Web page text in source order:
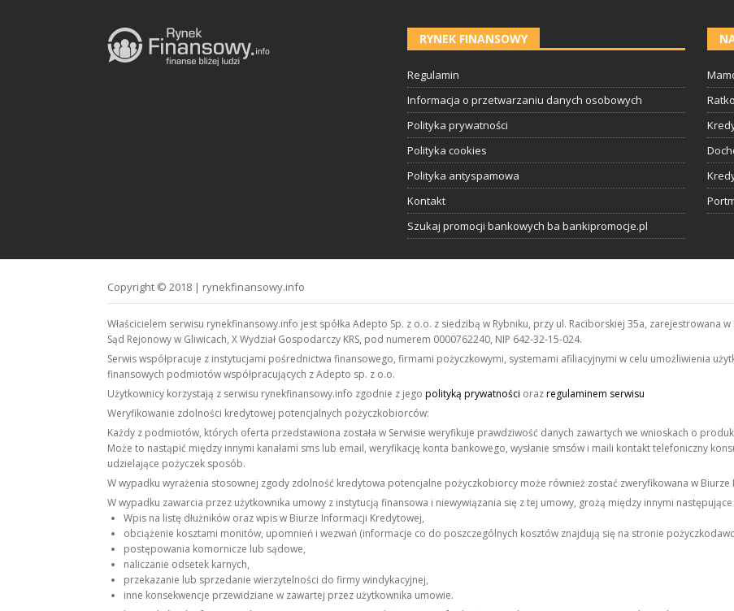
RYNEK FINANSOWY
Regulamin
Informacja o przetwarzaniu danych osobowych
Polityka prywatności
Polityka cookies
Polityka antyspamowa
Kontakt
Szukaj promocji bankowych ba bankipromocje.pl
Copyright © 2018 | rynekfinansowy.info
Właścicielem serwisu rynekfinansowy.info jest spółka Adepto Sp. z o.o. z siedzibą w Rybniku, przy ul. Raciborskiej 35a, zarejestrowana
Sąd Rejonowy w Gliwicach, X Wydział Gospodarczy KRS, pod numerem 0000762240, NIP 642-32-15-024.
Serwis współpracuje z instytucjami pośrednictwa finansowego, firmami pożyczkowymi, systemami afiliacyjnymi w celu umożliwienia
finansowych podmiotów współpracujących z Adepto sp. z o.o.
Użytkownicy korzystają z serwisu rynekfinansowy.info zgodnie z jego polityką prywatności orazregulaminem serwisu
Weryfikowanie zdolności kredytowej potencjalnych pożyczkobiorców:
Każdy z podmiotów, których oferta przedstawiona została w Serwisie weryfikuje prawdziwość danych zawartych we wnioskach o
Może to nastąpić między innymi kanałami sms lub email, weryfikację konta bankowego, wysłanie smsów i maili kontakt telefoniczny
udzielające pożyczek sposób.
W wypadku wyrażenia stosownej zgody zdolność kredytowa potencjalne pożyczkobiorcy może również zostać zweryfikowana w
W wypadku zawarcia przez użytkownika umowy z instytucją finansowa i niewywiązania się z tej umowy, grożą między innymi
Wpis na listę dłużników oraz wpis w Biurze Informacji Kredytowej,
obciążenie kosztami monitów, upomnień i wezwań (informacje co do poszczególnych kosztów znajdują się na stronie
postępowania komornicze lub sądowe,
naliczanie odsetek karnych,
przekazanie lub sprzedanie wierzytelności do firmy windykacyjnej,
inne konsekwencje przewidziane w zawartej przez użytkownika umowie.